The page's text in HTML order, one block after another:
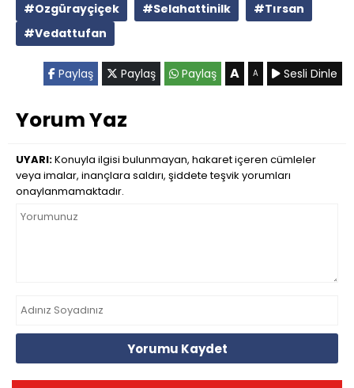
#Ozgürayçiçek
#Selahattinilk
#Tırsan
#Vedattufan
Paylaş Paylaş Paylaş A A Sesli Dinle
Yorum Yaz
UYARI:Konuyla ilgisi bulunmayan, hakaret içeren cümleler
veya imalar, inançlara saldırı, şiddete teşvik yorumları
onaylanmamaktadır.
Yorumu Kaydet